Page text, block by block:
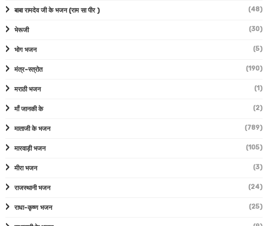
बाबा रामदेव जी के भजन (राम सा पीर ) (48)
भेरूजी (30)
भोग भजन (5)
मंत्र-स्त्रोत (190)
मराठी भजन (1)
माँ जानकी के (2)
माताजी के भजन (789)
मारवाड़ी भजन (105)
मीरा भजन (3)
राजस्थानी भजन (24)
राधा-कृष्ण भजन (25)